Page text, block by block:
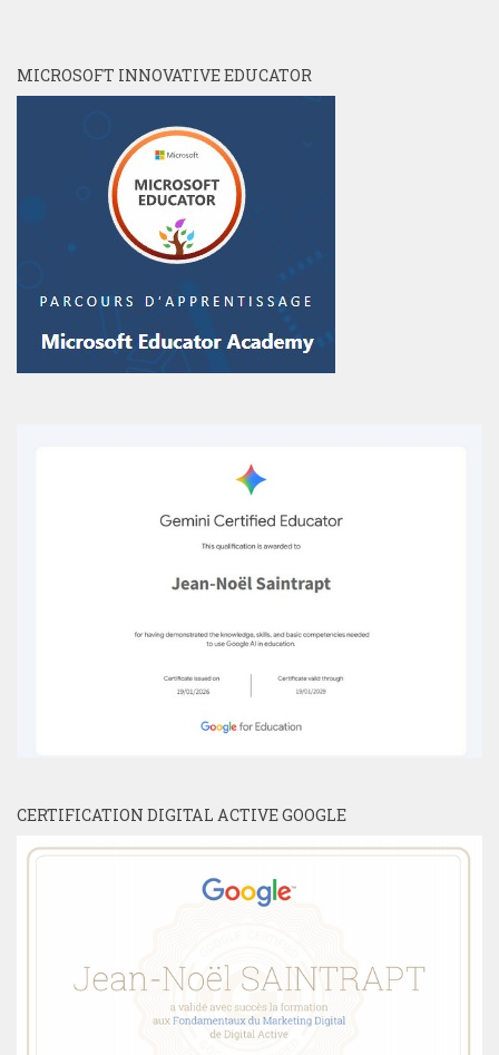
MICROSOFT INNOVATIVE EDUCATOR
CERTIFICATION DIGITAL ACTIVE GOOGLE